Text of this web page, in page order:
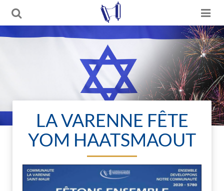
LA VARENNE FÊTE
YOM HAATSMAOUT